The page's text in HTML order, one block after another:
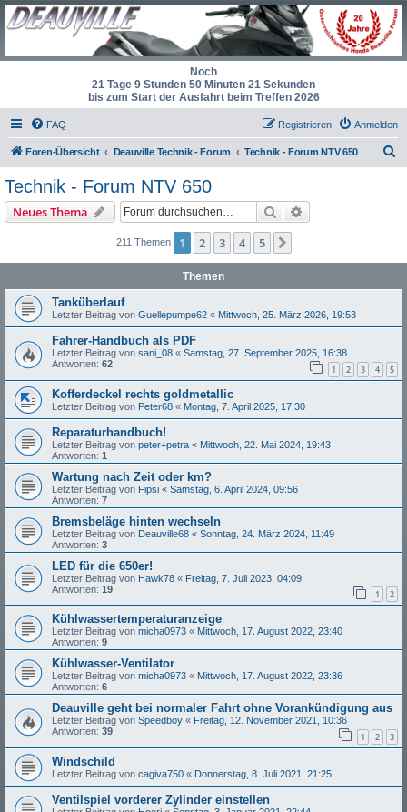
Noch
21 Tage 9 Stunden 50 Minuten 21 Sekunden
bis zum Start der Ausfahrt beim Treffen 2026
FAQ Anmelden
Registrieren
Foren-Übersicht Deauville Technik - Forum Technik - Forum NTV 650
Technik - Forum NTV 650
Neues Thema Suche
211 Themen 1 2 3 4 5
Themen
Tanküberlauf
Letzter Beitrag von Guellepumpe62 « Mittwoch, 25. März 2026, 19:53
Fahrer-Handbuch als PDF
Letzter Beitrag von sani_08 « Samstag, 27. September 2025, 16:38
Antworten: 62 1 2 3 4 5
Kofferdeckel rechts goldmetallic
Letzter Beitrag von Peter68 « Montag, 7. April 2025, 17:30
Reparaturhandbuch!
Letzter Beitrag von peter+petra « Mittwoch, 22. Mai 2024, 19:43
Antworten: 1
Wartung nach Zeit oder km?
Letzter Beitrag von Fipsi « Samstag, 6. April 2024, 09:56
Antworten: 7
Bremsbeläge hinten wechseln
Letzter Beitrag von Deauville68 « Sonntag, 24. März 2024, 11:49
Antworten: 3
LED für die 650er!
Letzter Beitrag von Hawk78 « Freitag, 7. Juli 2023, 04:09
Antworten: 19 1 2
Kühlwassertemperaturanzeige
Letzter Beitrag von micha0973 « Mittwoch, 17. August 2022, 23:40
Antworten: 9
Kühlwasser-Ventilator
Letzter Beitrag von micha0973 « Mittwoch, 17. August 2022, 23:36
Antworten: 6
Deauville geht bei normaler Fahrt ohne Vorankündigung aus
Letzter Beitrag von Speedboy « Freitag, 12. November 2021, 10:36
Antworten: 39 1 2 3
Windschild
Letzter Beitrag von cagiva750 « Donnerstag, 8. Juli 2021, 21:25
Ventilspiel vorderer Zylinder einstellen